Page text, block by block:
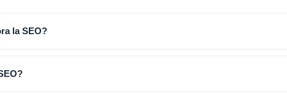
la SEO?